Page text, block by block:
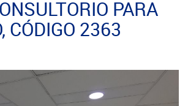
PARA
CÓDIGO 2363